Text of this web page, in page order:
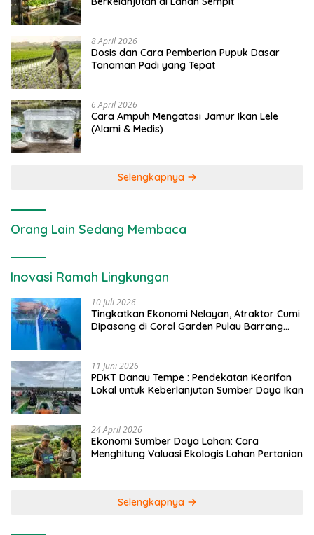
8 April 2026
Dosis dan Cara Pemberian Pupuk Dasar
Tanaman Padi yang Tepat
6 April 2026
Cara Ampuh Mengatasi Jamur Ikan Lele
(Alami & Medis)
Selengkapnya
Orang Lain Sedang Membaca
Inovasi Ramah Lingkungan
10 Juli 2026
Tingkatkan Ekonomi Nelayan, Atraktor Cumi
Dipasang di Coral Garden Pulau Barrang
11 Juni 2026
PDKT Danau Tempe : Pendekatan Kearifan
Lokal untuk Keberlanjutan Sumber Daya Ikan
24 April 2026
Ekonomi Sumber Daya Lahan: Cara
Menghitung Valuasi Ekologis Lahan Pertanian
Selengkapnya